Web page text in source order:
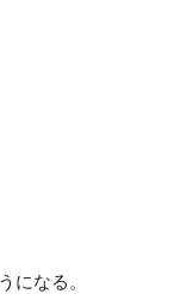
になる。